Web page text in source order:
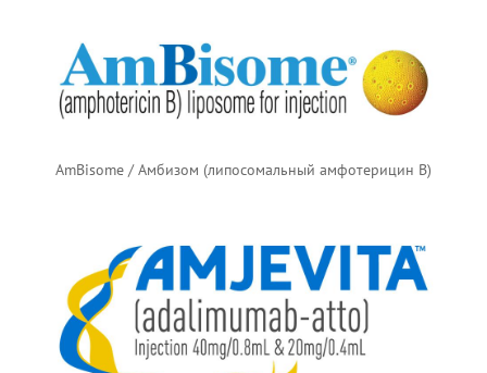
AmBisome / Амбизом (липосомальный амфотерицин B)